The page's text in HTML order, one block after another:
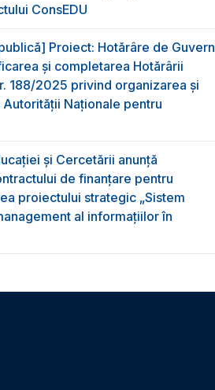
ConsEDU
Proiect: Hotărâre de Guvern
și completarea Hotărârii
188/2025 privind organizarea şi
Naţionale pentru
și Cercetării anunță
de finanțare pentru
proiectului strategic „Sistem
al informațiilor în